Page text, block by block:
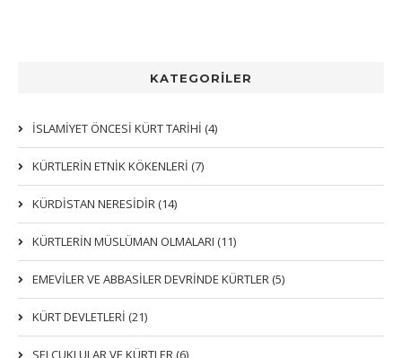
KATEGORİLER
İSLAMİYET ÖNCESİ KÜRT TARİHİ (4)
KÜRTLERIN ETNIK KÖKENLERI (7)
KÜRDİSTAN NERESİDİR (14)
KÜRTLERİN MÜSLÜMAN OLMALARI (11)
EMEVİLER VE ABBASİLER DEVRİNDE KÜRTLER (5)
KÜRT DEVLETLERİ (21)
SELÇUKLULAR VE KÜRTLER (6)